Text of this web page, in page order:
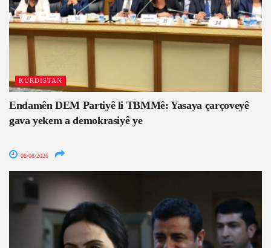
KURDISTAN
Endamên DEM Partiyê li TBMMê: Yasaya çarçoveyê
gava yekem a demokrasiyê ye
08/08/2026